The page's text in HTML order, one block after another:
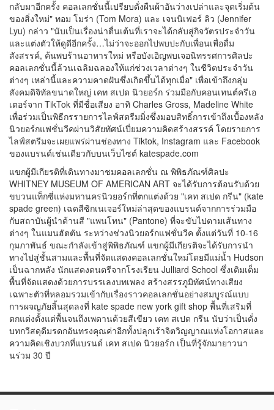
"เรื่องราวคอลเลกชั่นฤดูใบไม้ร่วง 2023 ปลุกเร้าความรู้สึกถึงความ
สุขสันต์ที่ฤดูกาลมอบให้ เช่นเดียวกับความรู้สึกถึงพลังงานอันหวนคืน
กลับมาอีกครั้ง คอลเลกชั่นนี้เปรียบดั่งผืนผ้าอันว่างเปล่าและจุดเริ่มต้น
ของสิ่งใหม่" ทอม โมร่า (Tom Mora) และ เจนนิเฟอร์ ลิว (Jennifer
Lyu) กล่าว "นับเป็นเรื่องน่าตื่นเต้นที่เราจะได้กลับสู่กิจวัตรประจำวัน
และแต่งตัวให้ดูดีอีกครั้ง…ไม่ว่าจะออกไปพบปะกับเพื่อนเพื่อดื่ม
สังสรรค์, ค้นพบร้านอาหารใหม่ หรือบังเอิญพบเจอนิทรรศการศิลปะ
คอลเลกชั่นนี้ล้วนเฉลิมฉลองให้แก่ช่วงเวลาต่างๆ ในชีวิตประจำวัน
ต่างๆ เหล่านี้และความคาดฝันซึ่งเกิดขึ้นได้ทุกเมื่อ" เพื่อเข้าถึงกลุ่ม
สังคมดิจิทัลขนาดใหญ่ เคท สเปด นิวยอร์ก ร่วมมือกับคอนเทนต์ครีเอ
เตอร์จาก TikTok ที่มีชื่อเสียง อาทิ Charles Gross, Madeline White
เพื่อร่วมเป็นพิธีกรรายการไลฟ์สตรีมมิ่งซึ่งมอบสิทธิ์การเข้าถึงเบื้องหลัง
นิวยอร์กแฟชั่นวีคผ่านวิสัยทัศน์เปี่ยมความคิดสร้างสรรค์ โดยรายการ
ไลฟ์สตรีมจะเผยแพร่ผ่านช่องทาง Tiktok, Instagram และ Facebook
ของแบรนด์เช่นเดียวกับบนเว็บไซต์ katespade.com
แขกผู้มีเกียรติที่เดินทางมาชมคอลเลกชั่น ณ พิพิธภัณฑ์ศิลปะ
WHITNEY MUSEUM OF AMERICAN ART จะได้รับการต้อนรับด้วย
ขบวนแท็กซี่แห่งมหานครนิวยอร์กที่ตกแต่งด้วย "เคท สเปด กรีน" (kate
spade green) เฉดสีซิกเนเจอร์ใหม่ล่าสุดของแบรนด์จากการร่วมมือ
กับสถาบันผู้นำด้านสี "แพนโทน" (Pantone) ที่จะขับไปตามเส้นทาง
ต่างๆ ในแมนฮัตตัน ระหว่างช่วงนิวยอร์กแฟชั่นวีค ตั้งแต่วันที่ 10-16
กุมภาพันธ์ ขณะกำลังเข้าสู่พิพิธภัณฑ์ แขกผู้มีเกียรติจะได้รับการนำ
ทางไปสู่ชั้นสามและพื้นที่จัดแสดงคอลเลกชั่นใหม่โดยมีแม่น้ำ Hudson
เป็นฉากหลัง นักแสดงดนตรีจากโรงเรียน Julliard School ซึ่งเติมเต็ม
พื้นที่จัดแสดงด้วยการบรรเลงบทเพลง สร้างสรรภูมิทัศน์ทางเสียง
เฉพาะตัวที่หลอมรวมเข้ากับเรื่องราวคอลเลกชั่นอย่างสมบูรณ์แบบ
การผจญภัยสิ้นสุดลงที่ kate spade new york gift shop พื้นที่เสริมที่
ตกแต่งตั้งแต่พื้นจนถึงเพดานด้วยสีเขียว เคท สเปด กรีน นับว่าเป็นดั่ง
บทกวีสดุดีมรดกอันทรงคุณค่าอีกทั้งปลุกเร้าจิตวิญญาณแห่งโอกาสและ